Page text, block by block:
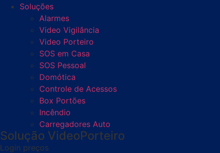
Soluções
Alarmes
Video Vigilância
Video Porteiro
SOS em Casa
SOS Pessoal
Domótica
Controle de Acessos
Box Portões
Incêndio
Carregadores Auto
Solução VideoPorteiro
Login preços